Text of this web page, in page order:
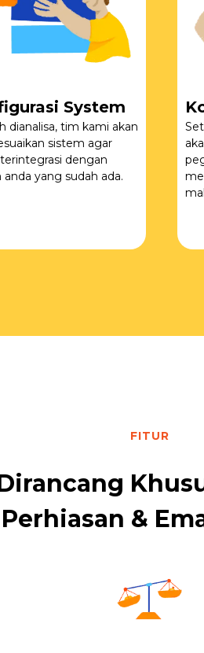
System
dianalisa, tim kami akan
sistem agar
dengan
yang sudah ada.
FITUR
&